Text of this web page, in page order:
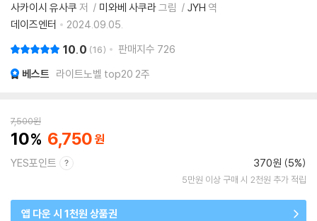
사카이시 유사쿠 저 미와베 사쿠라그림 JYH 역
데이즈엔터
2024.09.05.
10.0 16 판매지수 726
베스트 라이트노벨 top20 2주
7,500원
10 6,750
YES포인트 370원 (5%)
5만원 이상 구매 시 2천원 추가 적립
앱 다운 시 1천원 상품권